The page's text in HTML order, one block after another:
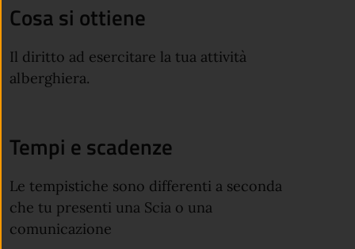
Cosa si ottiene
Il diritto ad esercitare la tua attività
alberghiera.
Tempi e scadenze
Le tempistiche sono differenti a seconda
che tu presenti una Scia o una
comunicazione